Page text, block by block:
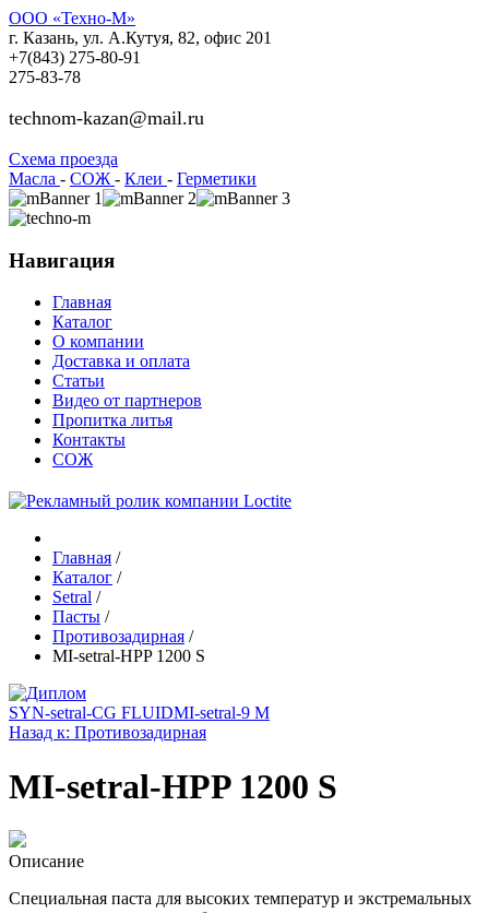
ООО «Техно-М»
г. Казань, ул. А.Кутуя, 82, офис 201
+7(843) 275-80-91
275-83-78
technom-kazan@mail.ru
Cхема проезда
Масла - СОЖ - Клеи - Герметики
Навигация
Главная
Каталог
О компании
Доставка и оплата
Статьи
Видео от партнеров
Пропитка литья
Контакты
СОЖ
Главная /
Каталог /
Setral /
Пасты /
Противозадирная /
MI-setral-HPP 1200 S
SYN-setral-CG FLUIDMI-setral-9 M
Назад к: Противозадирная
MI-setral-HPP 1200 S
Описание
Специальная паста для высоких температур и экстремальных